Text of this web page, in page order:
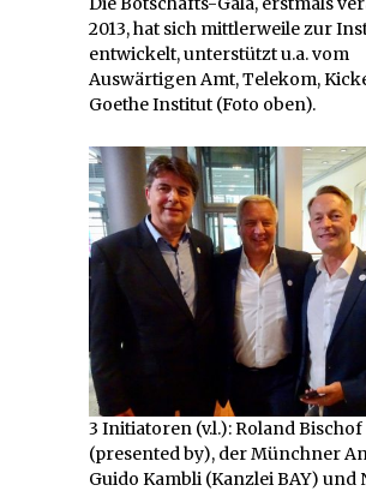
2013, hat sich mittlerweile zur
entwickelt, unterstützt u.a. vom
Auswärtigen Amt, Telekom,
Goethe Institut (Foto oben).
3 Initiatoren (v.l.): Roland Bischof
(presented by), der Münchner
Guido Kambli (Kanzlei BAY) und